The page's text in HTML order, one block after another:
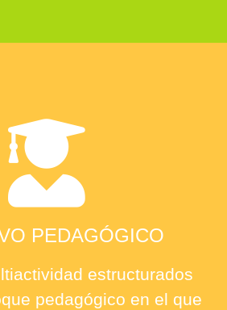
PEDAGÓGICO
estructurados
pedagógico en el que